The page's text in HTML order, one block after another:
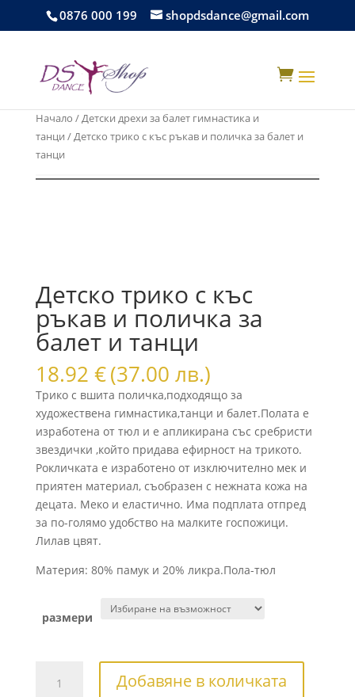
0876 000 199 shopdsdance@gmail.com

Начало /Детски дрехи за балет гимнастика и
танци / Детско трико с къс ръкав и поличка за балет и
танци
Детско трико с къс
ръкав и поличка за
балет и танци
18.92 €(37.00 лв.)
Tрико с вшита поличка,подходящо за
художествена гимнастика,танци и балет.Полата е
изработена от тюл и е апликирана със сребристи
звездички ,който придава ефирност на трикото.
Рокличката е изработено от изключително мек и
приятен материал, съобразен с нежната кожа на
децата. Меко и еластично. Има подплата отпред
за по-голямо удобство на малките госпожици.
Лилав цвят.
Материя: 80% памук и 20% ликра.Пола-тюл
размери
Добавяне в количката